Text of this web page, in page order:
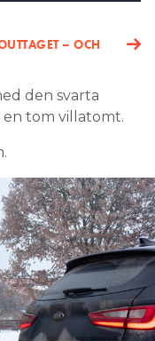
– OCH
den svarta
tom villatomt.